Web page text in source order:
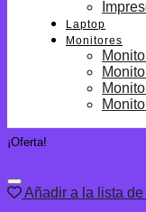
Laptop
Monitores
¡Oferta!
Añadir a la lista